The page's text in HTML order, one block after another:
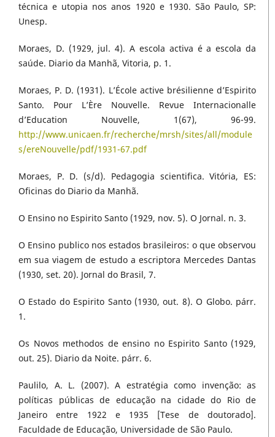
técnica e utopia nos anos 1920 e 1930. São Paulo, SP:
Unesp.
Moraes, D. (1929, jul. 4). A escola activa é a escola da
saúde. Diario da Manhã, Vitoria, p. 1.
Moraes, P. D. (1931). L’École active brésilienne d’Espirito
Santo. Pour L’Ère Nouvelle. Revue Internacionalle
d’Education Nouvelle, 1(67), 96-99.
http://www.unicaen.fr/recherche/mrsh/sites/all/module
s/ereNouvelle/pdf/1931-67.pdf
Moraes, P. D. (s/d). Pedagogia scientifica. Vitória, ES:
Oficinas do Diario da Manhã.
O Ensino no Espirito Santo (1929, nov. 5). O Jornal. n. 3.
O Ensino publico nos estados brasileiros: o que observou
em sua viagem de estudo a escriptora Mercedes Dantas
(1930, set. 20). Jornal do Brasil, 7.
O Estado do Espirito Santo (1930, out. 8). O Globo. párr.
1.
Os Novos methodos de ensino no Espirito Santo (1929,
out. 25). Diario da Noite. párr. 6.
Paulilo, A. L. (2007). A estratégia como invenção: as
políticas públicas de educação na cidade do Rio de
Janeiro entre 1922 e 1935 [Tese de doutorado].
Faculdade de Educação, Universidade de São Paulo.